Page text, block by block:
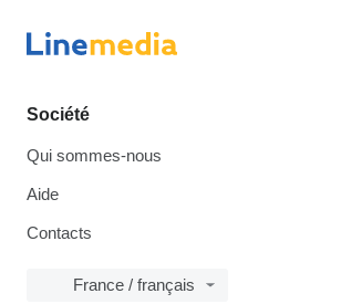
Société
Qui sommes-nous
Aide
Contacts
France / français